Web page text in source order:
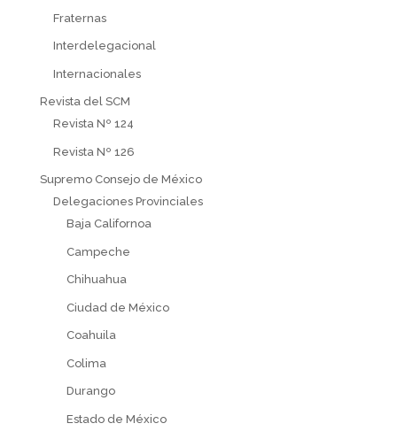
Fraternas
Interdelegacional
Internacionales
Revista del SCM
Revista Nº 124
Revista Nº 126
Supremo Consejo de México
Delegaciones Provinciales
Baja Californoa
Campeche
Chihuahua
Ciudad de México
Coahuila
Colima
Durango
Estado de México